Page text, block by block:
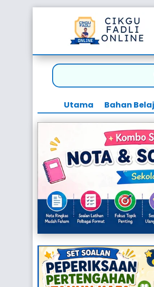
Utama Bahan